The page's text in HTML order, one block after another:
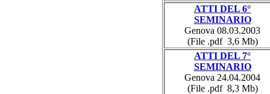
ATTI DEL 6°
SEMINARIO
Genova 08.03.2003
(File .pdf 3,6 Mb)
ATTI DEL 7°
SEMINARIO
Genova 24.04.2004
(File .pdf 8,3 Mb)